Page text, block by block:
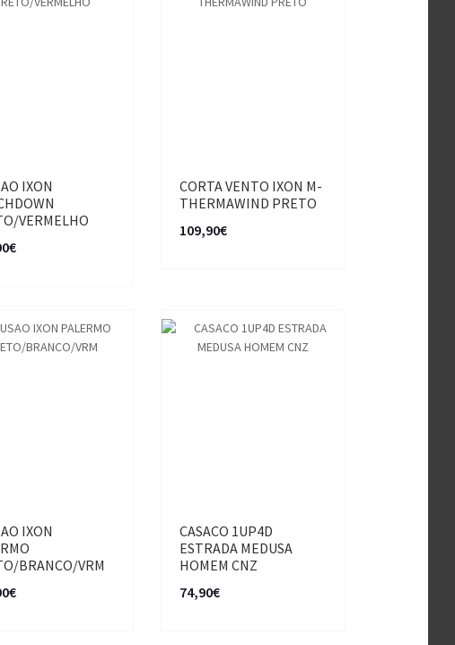
IXON
VERMELHO
CORTA VENTO IXON M-
THERMAWIND PRETO
109,90€
IXON
BRANCO/VRM
CASACO 1UP4D
ESTRADA MEDUSA
HOMEM CNZ
74,90€